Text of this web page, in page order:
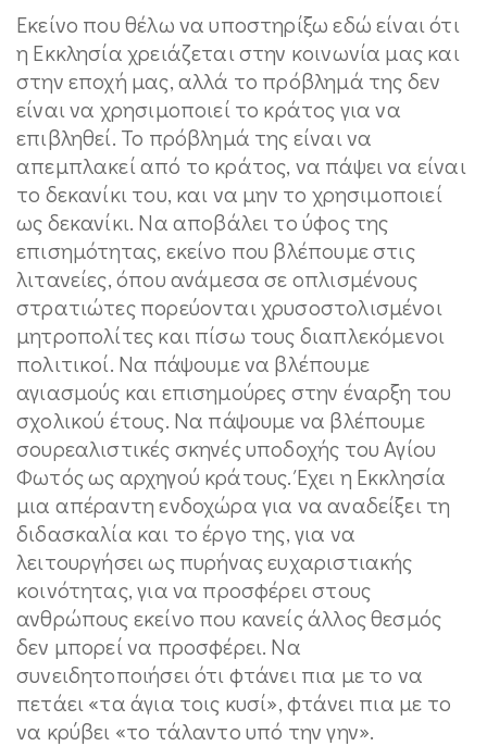
Εκείνο που θέλω να υποστηρίξω εδώ είναι ότι
η Εκκλησία χρειάζεται στην κοινωνία μας και
στην εποχή μας, αλλά το πρόβλημά της δεν
είναι να χρησιμοποιεί το κράτος για να
επιβληθεί. Το πρόβλημά της είναι να
απεμπλακεί από το κράτος, να πάψει να είναι
το δεκανίκι του, και να μην το χρησιμοποιεί
ως δεκανίκι. Να αποβάλει το ύφος της
επισημότητας, εκείνο που βλέπουμε στις
λιτανείες, όπου ανάμεσα σε οπλισμένους
στρατιώτες πορεύονται χρυσοστολισμένοι
μητροπολίτες και πίσω τους διαπλεκόμενοι
πολιτικοί. Να πάψουμε να βλέπουμε
αγιασμούς και επισημούρες στην έναρξη του
σχολικού έτους. Να πάψουμε να βλέπουμε
σουρεαλιστικές σκηνές υποδοχής του Αγίου
Φωτός ως αρχηγού κράτους. Έχει η Εκκλησία
μια απέραντη ενδοχώρα για να αναδείξει τη
διδασκαλία και το έργο της, για να
λειτουργήσει ως πυρήνας ευχαριστιακής
κοινότητας, για να προσφέρει στους
ανθρώπους εκείνο που κανείς άλλος θεσμός
δεν μπορεί να προσφέρει. Να
συνειδητοποιήσει ότι φτάνει πια με το να
πετάει «τα άγια τοις κυσί», φτάνει πια με το
να κρύβει «το τάλαντο υπό την γην».